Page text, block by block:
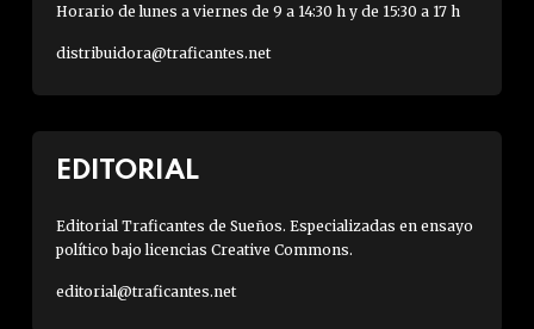
Horario de lunes a viernes de 9 a 14:30 h y de 15:30 a 17 h
distribuidora@traficantes.net
EDITORIAL
Editorial Traficantes de Sueños. Especializadas en ensayo
político bajo licencias Creative Commons.
editorial@traficantes.net